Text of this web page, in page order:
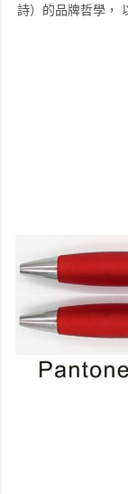
詩）的品牌哲學，